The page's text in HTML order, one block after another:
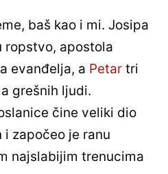
baš kao i mi. Josipa
ropstvo, apostola
evanđelja, a Petar tri
grešnih ljudi.
čine veliki dio
započeo je ranu
najslabijim trenucima